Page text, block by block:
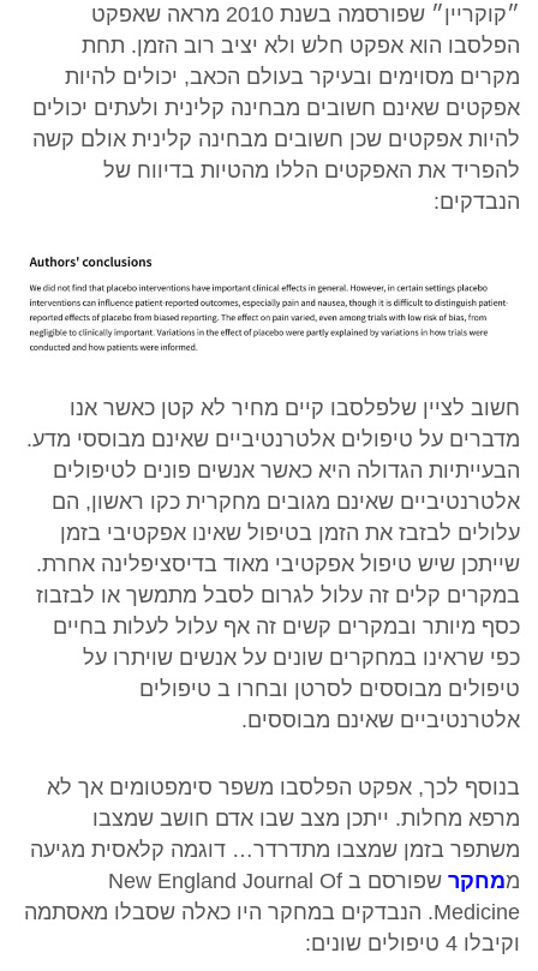
״קוקריין״ שפורסמה בשנת 2010 מראה שאפקט
הפלסבו הוא אפקט חלש ולא יציב רוב הזמן. תחת
מקרים מסוימים ובעיקר בעולם הכאב, יכולים להיות
אפקטים שאינם חשובים מבחינה קלינית ולעתים יכולים
להיות אפקטים שכן חשובים מבחינה קלינית אולם קשה
להפריד את האפקטים הללו מהטיות בדיווח של
הנבדקים:
חשוב לציין שלפלסבו קיים מחיר לא קטן כאשר אנו
מדברים על טיפולים אלטרנטיביים שאינם מבוססי מדע.
הבעייתיות הגדולה היא כאשר אנשים פונים לטיפולים
אלטרנטיביים שאינם מגובים מחקרית כקו ראשון, הם
עלולים לבזבז את הזמן בטיפול שאינו אפקטיבי בזמן
שייתכן שיש טיפול אפקטיבי מאוד בדיסציפלינה אחרת.
במקרים קלים זה עלול לגרום לסבל מתמשך או לבזבוז
כסף מיותר ובמקרים קשים זה אף עלול לעלות בחיים
כפי שראינו במחקרים שונים על אנשים שויתרו על
טיפולים מבוססים לסרטן ובחרו ב טיפולים
אלטרנטיביים שאינם מבוססים.
בנוסף לכך, אפקט הפלסבו משפר סימפטומים אך לא
מרפא מחלות. ייתכן מצב שבו אדם חושב שמצבו
משתפר בזמן שמצבו מתדרדר… דוגמה קלאסית מגיעה
ממחקר
שפורסם ב New England Journal Of
Medicine. הנבדקים במחקר היו כאלה שסבלו מאסתמה
וקיבלו 4 טיפולים שונים: